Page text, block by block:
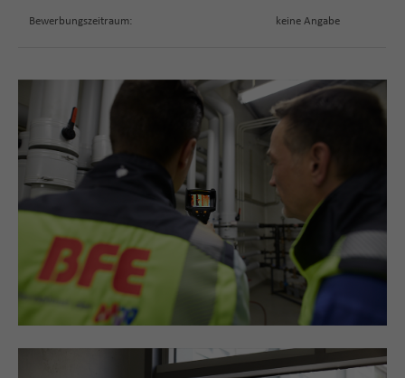
Bewerbungszeitraum: keine Angabe